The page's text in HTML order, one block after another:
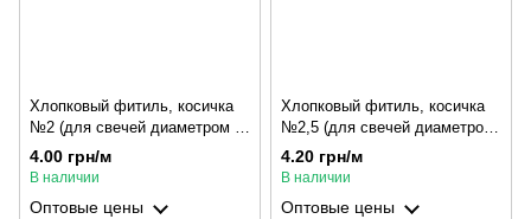
Хлопковый фитиль, косичка
№2 (для свечей диаметром 4-
5см)
4.00 грн/м
В наличии
Оптовые цены
Хлопковый фитиль, косичка
№2,5 (для свечей диаметром
5-5,5см)
4.20 грн/м
В наличии
Оптовые цены